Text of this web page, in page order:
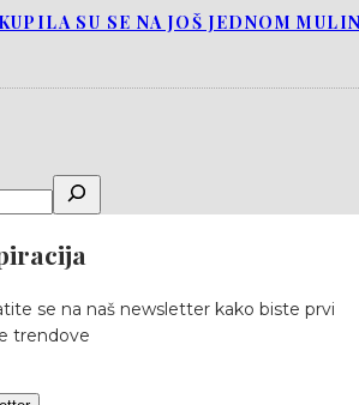
SU SE NA JOŠ JEDNOM
se na naš newsletter kako biste prvi
trendove